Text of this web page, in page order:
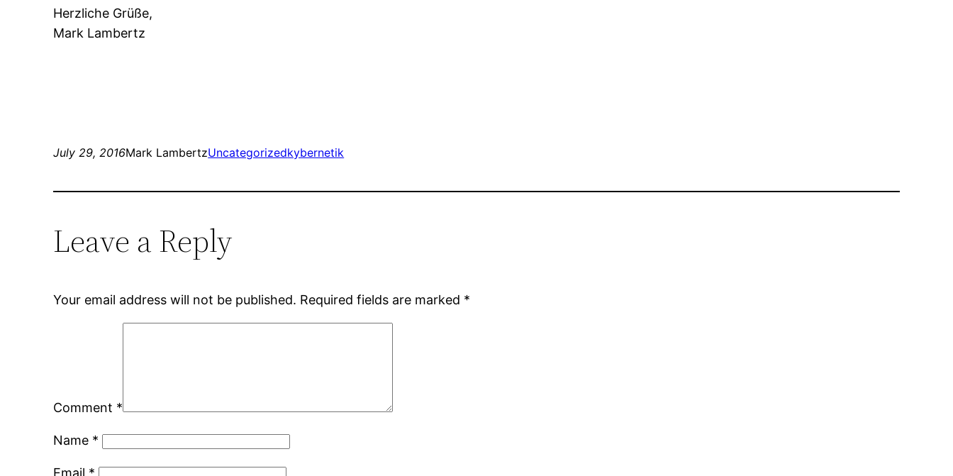
Herzliche Grüße,
Mark Lambertz
July 29, 2016Mark LambertzUncategorizedkybernetik
Leave a Reply
Your email address will not be published. Required fields are marked *
Comment *
Name *
Email *